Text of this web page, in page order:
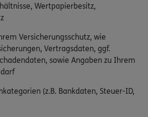
Wertpapierbesitz,
Versicherungsschutz, wie
Vertragsdaten, ggf.
sowie Angaben zu Ihrem
(z.B. Bankdaten, Steuer-ID,